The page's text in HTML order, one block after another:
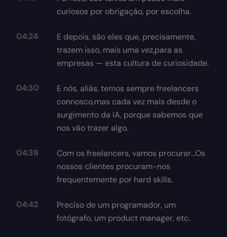
curiosos por obrigação, por escolha.
04:24
E depois, são eles que, precisamente,
trazem isso, mais uma vez,para as
empresas — esta cultura de curiosidade.
04:30
E nós, aliás, temos sempre freelancers
connosco,mas cada vez mais desde o
surgimento da IA, porque sabemos que
nos vão trazer algo.
04:38
Com os freelancers, vamos procurar...Os
nossos clientes procuram-nos
frequentemente por hard skills.
04:42
Preciso de um programador, um
fotógrafo, um product manager, etc.